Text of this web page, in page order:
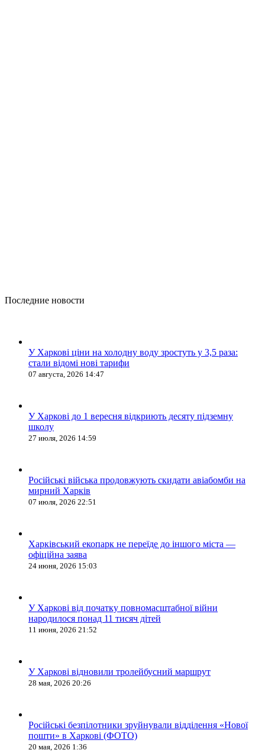
Последние новости
У Харкові ціни на холодну воду зростуть у 3,5 раза:
стали відомі нові тарифи
07 августа, 2026 14:47
У Харкові до 1 вересня відкриють десяту підземну
школу
27 июля, 2026 14:59
Російські війська продовжують скидати авіабомби на
мирний Харків
07 июля, 2026 22:51
Харківський екопарк не переїде до іншого міста —
офіційна заява
24 июня, 2026 15:03
У Харкові від початку повномасштабної війни
народилося понад 11 тисяч дітей
11 июня, 2026 21:52
У Харкові відновили тролейбусний маршрут
28 мая, 2026 20:26
Російські безпілотники зруйнували відділення «Нової
пошти» в Харкові (ФОТО)
20 мая, 2026 1:36